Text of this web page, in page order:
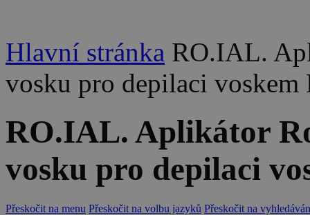
Hlavní stránka RO.IAL.
vosku pro depilaci
RO.IAL. Aplikátor
vosku pro depilaci
Přeskočit na menu Přeskočit na volbu jazyků Přeskočit na